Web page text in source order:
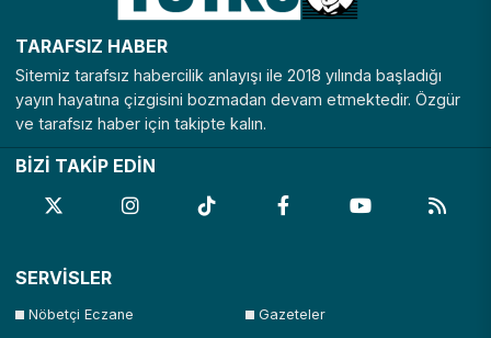
TARAFSIZ HABER
Sitemiz tarafsız habercilik anlayışı ile 2018 yılında başladığı
yayın hayatına çizgisini bozmadan devam etmektedir. Özgür
ve tarafsız haber için takipte kalın.
BİZİ TAKİP EDİN
SERVİSLER
Nöbetçi Eczane Gazeteler